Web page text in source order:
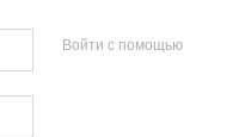
Войти с помощью